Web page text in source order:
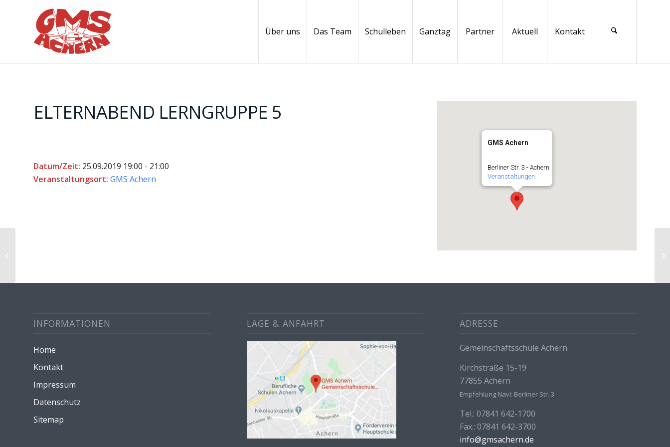
Über uns Das Team Schulleben Ganztag Partner Aktuell Kontakt
GMS Achern
Berliner Str. 3 - Achern
Veranstaltungen
ELTERNABEND LERNGRUPPE 5
Datum/Zeit: 25.09.2019 19:00 - 21:00
Veranstaltungsort: GMS Achern
INFORMATIONEN
Home
Kontakt
Impressum
Datenschutz
Sitemap
LAGE & ANFAHRT ADRESSE
Gemeinschaftsschule Achern
Kirchstraße 15-19
77855 Achern
Empfehlung Navi: Berliner Str. 3
Tel.: 07841 642-1700
Fax.: 07841 642-3700
info@gmsachern.de